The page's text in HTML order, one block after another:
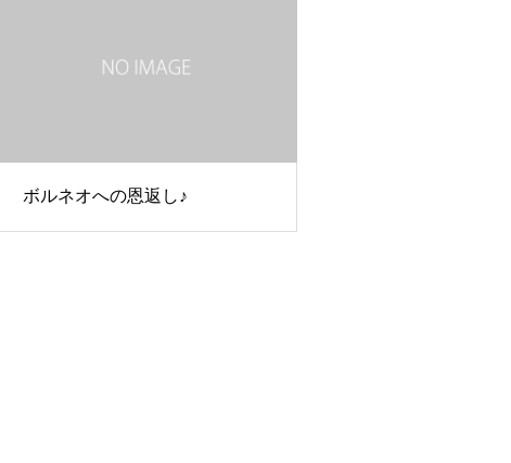
ボルネオへの恩返し♪